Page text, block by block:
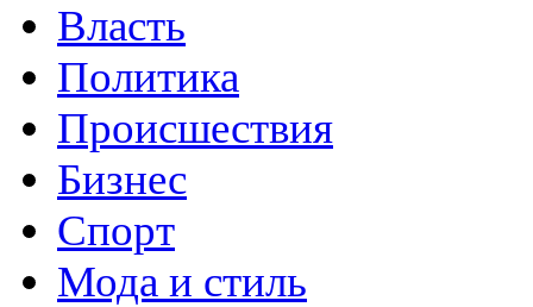
Власть
Политика
Происшествия
Бизнес
Спорт
Мода и стиль